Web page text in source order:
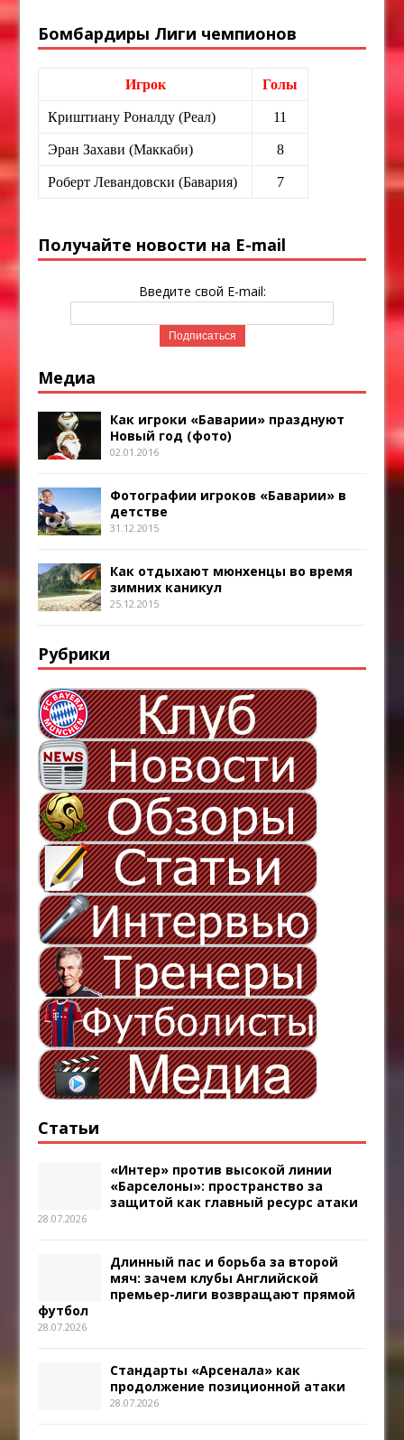
Бомбардиры Лиги чемпионов
Игрок Голы
Криштиану Роналду (Реал) 11
Эран Захави (Маккаби) 8
Роберт Левандовски (Бавария) 7
Получайте новости на E-mail
Введите свой E-mail:
Медиа
Как игроки «Баварии» празднуют
Новый год (фото)
02.01.2016
Фотографии игроков «Баварии» в
детстве
31.12.2015
Как отдыхают мюнхенцы во время
зимних каникул
25.12.2015
Рубрики
Статьи
«Интер» против высокой линии
«Барселоны»: пространство за
защитой как главный ресурс атаки
28.07.2026
Длинный пас и борьба за второй
мяч: зачем клубы Английской
премьер-лиги возвращают прямой
футбол
28.07.2026
Стандарты «Арсенала» как
продолжение позиционной атаки
28.07.2026